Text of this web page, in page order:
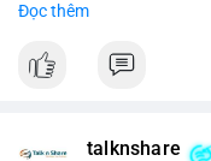
#vlikevn #titanbot
Đọc thêm
talknshare